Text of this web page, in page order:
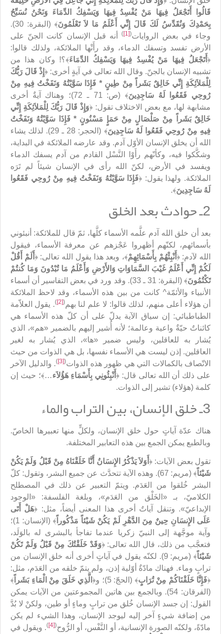
قَالُوا أَتَجْعَلُ فِيهَا مَنْ يُفْسِدُ فِيهَا وَيَسْفِكُ الدِّمَاءَ وَنَحْنُ نُسَبِّحُ
بِحَمْدِكَ وَنُقَدِّسُ لَكَ قَالَ إِنِّي أَعْلَمُ مَا لاَ تَعْلَمُونَ
﴾ (البقرة: 30).
وجاء في بعض الروايات(
[1]
)أنه قبل الإنسان كانت الجنّ على
الأرض تفسد وتسفك الدماء، وقد رأَتْها الملائكة، ولذلك قالوا:
﴿أَتَجْعَلُ فِيهَا مَنْ يُفْسِدُ فِيهَا وَيَسْفِكُ الدِّمَاءَ﴾؟! وكان هذا من
تشبيه الإنسان بالجنّ. وقال الله تعالى في آيةٍ أخرى: ﴿ إِذْ قَالَ رَبُّكَ
لِلْمَلاَئِكَةِ إِنِّي خَالِقٌ بَشَراً مِنْ طِينٍ * فَإِذَا سَوَّيْتُهُ وَنَفَخْتُ فِيهِ مِنْ
رُوحِي فَقَعُوا لَهُ سَاجِدِينَ
﴾ (ص: 71 ـ 72)؛ وهناك آيةٌ أخرى
مشابهة لها، مع بعض الاختلاف تقول: ﴿وَإِذْ قَالَ رَبُّكَ لِلْمَلاَئِكَةِ إِنِّي
خَالِقٌ بَشَراً مِنْ صَلْصَالٍ مِنْ حَمَإٍ مَسْنُونٍ * فَإِذَا سَوَّيْتُهُ وَنَفَخْتُ
فِيهِ مِنْ رُوحِي فَقَعُوا لَهُ سَاجِدِينَ
﴾ (الحجر: 28 ـ 29). لذلك يشاء
الله أن يخلق الإنسان الأوّل آدم. وقد عارضه الملائكة في البداية،
وشكَّكوا فيه، وكأنّهم رأَوْا النَّسْل القادم من آدم يسفك الدماء
ويفسد في الأرض، لكنّ الله رأى في الإنسان شيئاً لم تَرَه
الملائكة. ولهذا يقول: ﴿فَإِذَا سَوَّيْتُهُ وَنَفَخْتُ فِيهِ مِنْ رُوحِي فَقَعُوا
لَهُ سَاجِدِينَ﴾.
2ـ حوادث بعد الخلق
بعد أن خلق الله آدم علَّمه الأسماء كلَّها، ثمّ قال للملائكة: أنبئوني
بأسمائهم، لكنّهم أظهروا عَجْزهم عن معرفة الأسماء، فيقول
الله لآدم: ﴿أَنْبِئْهُمْ بِأَسْمَائِهِمْ﴾، وبعد هذا يقول الله تعالى: ﴿ أَلَمْ أَقُلْ
لَكُمْ إِنِّي أَعْلَمُ غَيْبَ السَّمَاوَاتِ وَالأَرْضِ وَأَعْلَمُ مَا تُبْدُونَ وَمَا كُنتُمْ
تَكْتُمُونَ
﴾ (البقرة: 31 ـ 33). وقد ورد في بعض التفاسير أن أسماء
الأنبياء والأئمّة^ كانت من بين هذه الأسماء، وقد لاحظ الملائكة
أن هؤلاء أعلى منهم، لذلك قالوا: لا علم لنا بهم(
[2]
). يقول العلاّمة
الطباطبائي: إن سياق الآية يدلّ على أن كلّ هذه الأسماء هي
كائناتٌ حيّةٌ واعية وعالمة؛ لأنه أُشير إليهم بالضمير «هم»، الذي
يُشار به للعاقلين، وليس ضمير «ها»، الذي يُشار به لغير
العاقلين. إذن ليست هي الأسماء نفسها، بل هي الذوات من حيث
الاتّصاف بالكمالات التي هي ظهور هذه الذوات(
[3]
). والدليل الآخر
على ذلك أن الله تعالى قال: ﴿أَنْبِئُونِي بِأَسْمَاءِ هَؤُلاَء…﴾؛ حيث إن
كلمة (هؤلاء) تشير إلى الذوات.
3ـ خلق الإنسان، بين التراب والماء
هناك عدّة آياتٍ حول خلق الإنسان، ولكلٍّ منها تعبيرها الخاصّ.
وبالطبع يمكن الجمع بين هذه التعابير المختلفة.
تقول بعض الآيات: ﴿أَوَلاَ يَذْكُرُ الإِنسَانُ أَنَّا خَلَقْنَاهُ مِنْ قَبْلُ وَلَمْ يَكُنْ
شَيْئاً
﴾ (مريم: 67). وهذه الآية تتحدَّث عن جميع البشر، وتقول: كلّ
البشر خُلقوا من العَدَم. ويتمّ التعبير عن ذلك في المصطلح
الكلاميّ، بـ «الخَلْق من العَدَم»، وبلغة الفلسفة: «الوجود
الإبداعيّ». وتنقل آياتٌ أخرى هذا المعنى أيضاً، مثل: ﴿هَلْ أَتَى
عَلَى الإِنسَانِ حِينٌ مِنَ الدَّهْرِ لَمْ يَكُنْ شَيْئاً مَذْكُوراً
﴾ (الإنسان: 1)؛
وآية موجَّهة إلى النبيّ زكريا عندما تفاجأ بالبشرى له بالوَلَد،
فتعجَّب من ذلك، قال الله تعالى: ﴿وَقَدْ خَلَقْتُكَ مِنْ قَبْلُ وَلَمْ تَكُنْ
شَيْئاً
﴾ (مريم: 9). لكنّه يقول في آياتٍ أخرى أنه خلق الإنسان من
ترابٍ وماء. فهناك مادّةٌ أوّلية إذن، ولم يتمّ خلقه من العَدَم، مثل:
﴿فَإِنَّا خَلَقْنَاكُمْ مِنْ تُرَابٍ﴾ (الحجّ: 5)؛ و﴿ الَّذِي خَلَقَ مِنْ الْمَاءِ بَشَراً ﴾
(الفرقان: 54). وبالجمع بين هاتين المجموعتين من الآيات يمكن
القول: إن جسد الإنسان خُلق من ترابٍ وماءٍ أو طين، ولكنْ لا بُدَّ
من إضافة شيءٍ آخر إليه ليوجد الإنسان، وهذا الشيء لم يكن
مادّةً، ولكنّه الصورة الإنسانية، أو النَّفْس، أو الرُّوح(
[4]
). ويقول في